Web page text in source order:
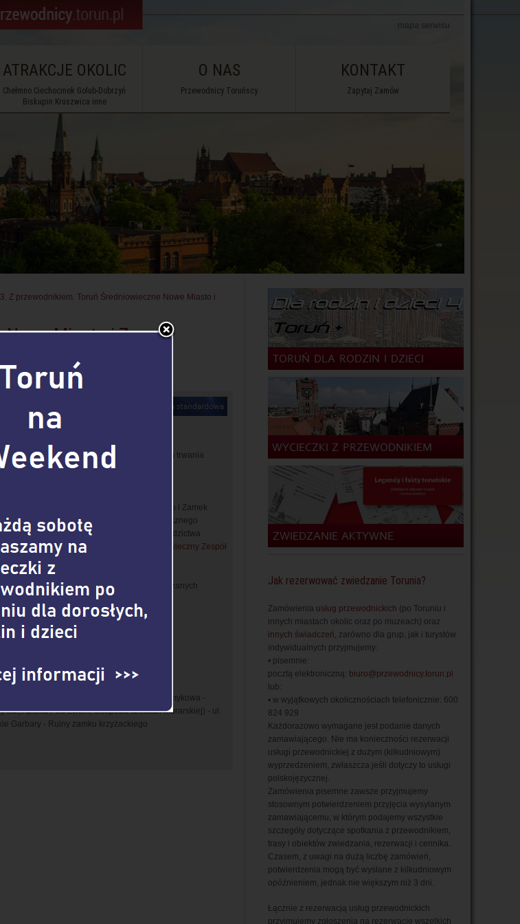
mapa serwisu
ATRAKCJE OKOLIC
Chełmno Ciechocinek Golub-Dobrzyń
Biskupin Kruszwica inne
O NAS
Przewodnicy Toruńscy
KONTAKT
Zapytaj Zamów
Jak rezerwować zwiedzanie Torunia?
Zamówienia usług przewodnickich (po Toruniu i
innych miastach okolic oraz po muzeach) oraz
innych świadczeń, zarówno dla grup, jak i turystów
indywidualnych przyjmujemy:
• pisemnie:
pocztą elektroniczną: biuro@przewodnicy.torun.pl
lub:
• w wyjątkowych okolicznościach telefonicznie: 600
824 929
Każdorazowo wymagane jest podanie danych
zamawiającego. Nie ma konieczności rezerwacji
usługi przewodnickiej z dużym (kilkudniowym)
wyprzedzeniem, zwłaszcza jeśli dotyczy to usługi
polskojęzycznej.
Zamówienia pisemne zawsze przyjmujemy
stosownym potwierdzeniem przyjęcia wysyłanym
zamawiającemu, w którym podajemy wszystkie
szczegóły dotyczące spotkania z przewodnikiem,
trasy i obiektów zwiedzania, rezerwacji i cennika.
Czasem, z uwagi na dużą liczbę zamówień,
potwierdzenia mogą być wysłane z kilkudniowym
opóźnieniem, jednak nie większym niż 3 dni.
Łącznie z rezerwacją usług przewodnickich
przyjmujemy zgłoszenia na rezerwację wszelkich
Z przewodnikiem. Toruń Średniowieczne Nowe Miasto i
Nowe Miasto i Zamek
dowolna
codziennie
od liczby osób w grupie oraz wyboru czasu trwania
>>>
z przewodnikiem obejmuje tylko Nowe Miasto i Zamek
dwie z trzech części toruńskiego Średniowiecznego
wpisanego na Listę Światowego Dziedzictwa
trasa 1.1. "Toruń UNESCO: Średniowieczny Zespół
(2 godz.) nie obejmuje wejść do zwiedzanych
św. Jakuba i ruin zamku krzyżackiego)
lub kawowa na życzenie.
wybierz >>>
- Towarzystwo Naukowe - ul. Strumykowa -
Apteka Pod Lwem, Gospoda czeladzi murarskiej) - ul.
Garbary - Ruiny zamku krzyżackiego